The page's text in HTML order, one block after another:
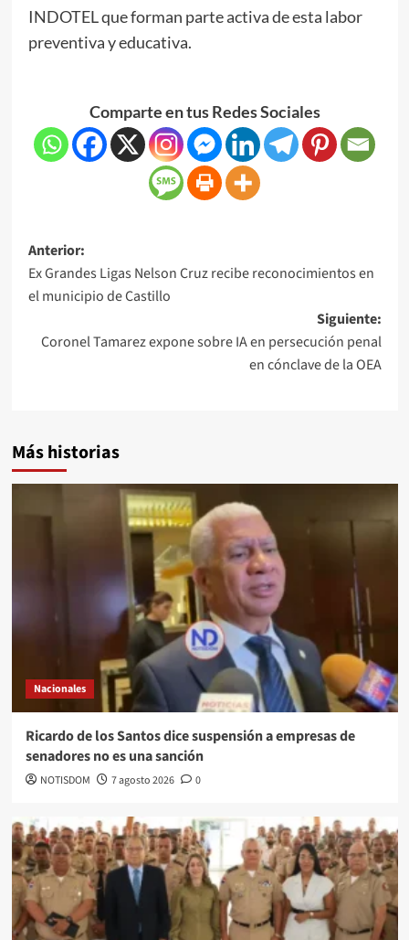
INDOTEL que forman parte activa de esta labor
preventiva y educativa.
Comparte en tus Redes Sociales
Anterior:
Ex Grandes Ligas Nelson Cruz recibe reconocimientos en
el municipio de Castillo
Siguiente:
Coronel Tamarez expone sobre IA en persecución penal
en cónclave de la OEA
Más historias
Nacionales
Ricardo de los Santos dice suspensión a empresas de
senadores no es una sanción
NOTISDOM 7 agosto 2026 0